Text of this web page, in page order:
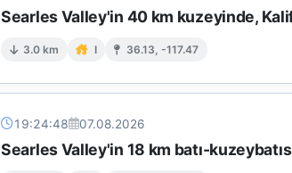
Searles Valley'in 40 km kuzeyinde,
3.0 km I 36.13, -117.47
19:24:48 07.08.2026
Searles Valley'in 18 km batı-